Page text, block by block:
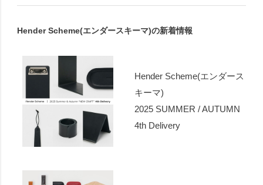
Hender Scheme(エンダースキーマ)の新着情報
Hender Scheme(エンダース
キーマ)
2025 SUMMER / AUTUMN
4th Delivery